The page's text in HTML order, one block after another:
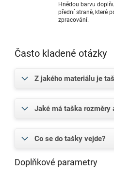
Hnědou barvu
přední straně, které
zpracování.
Často kladené otázky
Z jakého materiálu je
Jaké má taška rozměry
Co se do tašky vejde?
Doplňkové parametry